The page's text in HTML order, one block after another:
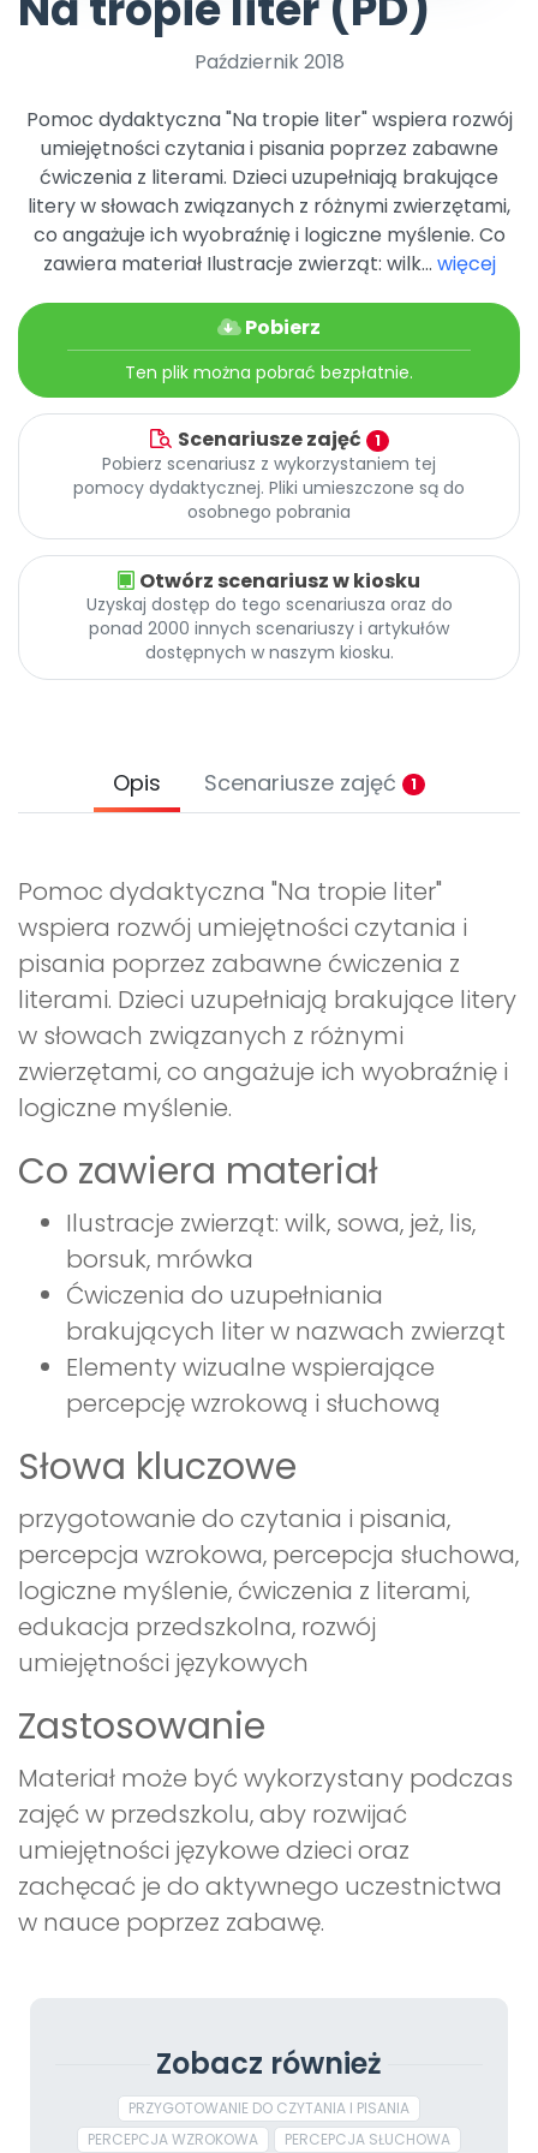
Promocje
Październik 2018
Pomoc dydaktyczna "Na tropie liter" wspiera rozwój
umiejętności czytania i pisania poprzez zabawne
ćwiczenia z literami. Dzieci uzupełniają brakujące
litery w słowach związanych z różnymi zwierzętami,
co angażuje ich wyobraźnię i logiczne myślenie. Co
zawiera materiał Ilustracje zwierząt: wilk... więcej
Pobierz
Ten plik można pobrać bezpłatnie.
Scenariusze zajęć 1
Pobierz scenariusz z wykorzystaniem tej
pomocy dydaktycznej. Pliki umieszczone są do
osobnego pobrania
Otwórz scenariusz w kiosku
Uzyskaj dostęp do tego scenariusza oraz do
ponad 2000 innych scenariuszy i artykułów
dostępnych w naszym kiosku.
Opis Scenariusze zajęć 1
Pomoc dydaktyczna "Na tropie liter"
wspiera rozwój umiejętności czytania i
pisania poprzez zabawne ćwiczenia z
literami. Dzieci uzupełniają brakujące litery
w słowach związanych z różnymi
zwierzętami, co angażuje ich wyobraźnię i
logiczne myślenie.
Co zawiera materiał
Ilustracje zwierząt: wilk, sowa, jeż, lis,
borsuk, mrówka
Ćwiczenia do uzupełniania
brakujących liter w nazwach zwierząt
Elementy wizualne wspierające
percepcję wzrokową i słuchową
Słowa kluczowe
przygotowanie do czytania i pisania,
percepcja wzrokowa, percepcja słuchowa,
logiczne myślenie, ćwiczenia z literami,
edukacja przedszkolna, rozwój
umiejętności językowych
Zastosowanie
Materiał może być wykorzystany podczas
zajęć w przedszkolu, aby rozwijać
umiejętności językowe dzieci oraz
zachęcać je do aktywnego uczestnictwa
w nauce poprzez zabawę.
Zobacz również
PRZYGOTOWANIE DO CZYTANIA I PISANIA
PERCEPCJA WZROKOWA
PERCEPCJA SŁUCHOWA